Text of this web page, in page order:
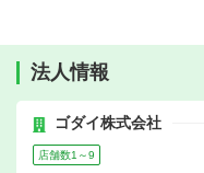
法人情報
ゴダイ株式会社
店舗数1～9